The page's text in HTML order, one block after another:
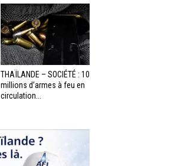
THAÏLANDE – SOCIÉTÉ : 10
millions d’armes à feu en
circulation...